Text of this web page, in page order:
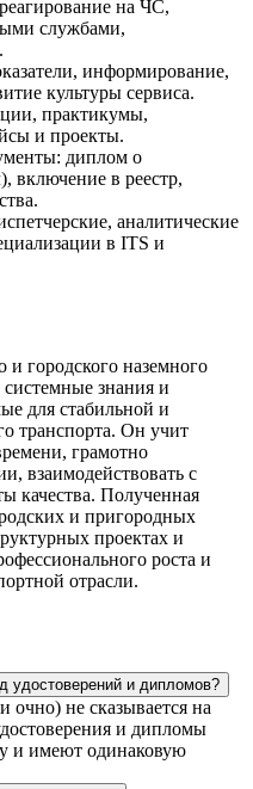
на ЧС,
службами,
информирование,
культуры сервиса.
практикумы,
и проекты.
диплом о
включение в реестр,
аналитические
в ITS и
и городского наземного
системные знания и
для стабильной и
транспорта. Он учит
грамотно
взаимодействовать с
качества. Полученная
и пригородных
проектах и
роста и
отрасли.
удостоверений и дипломов?
очно) не сказывается на
и дипломы
и имеют одинаковую